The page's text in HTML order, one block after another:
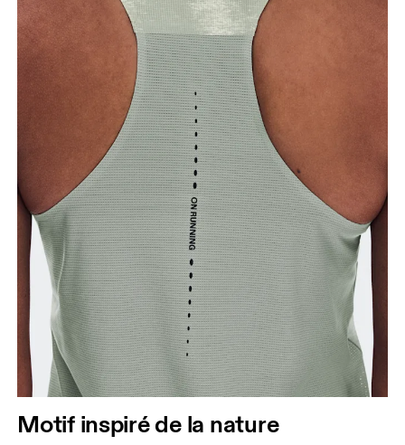
Motif inspiré de la nature